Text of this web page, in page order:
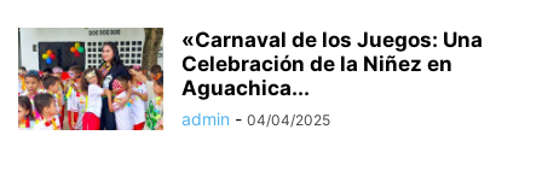
«Carnaval de los Juegos: Una
Celebración de la Niñez en
Aguachica...
admin - 04/04/2025